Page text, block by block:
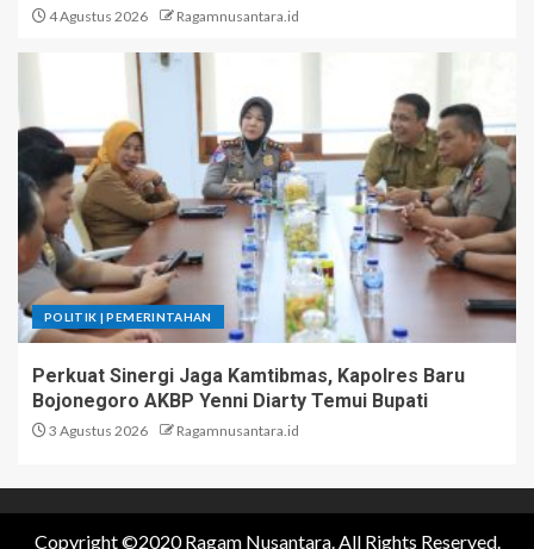
4 Agustus 2026 Ragamnusantara.id
POLITIK | PEMERINTAHAN
Perkuat Sinergi Jaga Kamtibmas, Kapolres Baru
Bojonegoro AKBP Yenni Diarty Temui Bupati
3 Agustus 2026 Ragamnusantara.id
Copyright ©2020 Ragam Nusantara. All Rights Reserved.